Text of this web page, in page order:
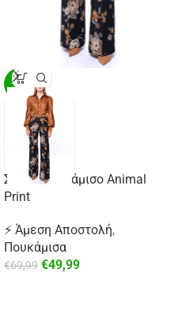
-29%
Σατέν Πουκάμισο Animal
Print
⚡ Άμεση Αποστολή,
Πουκάμισα
€69,99 €49,99